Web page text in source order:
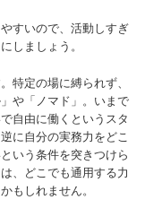
すいので、活動しすぎ
しましょう。
特定の場に縛られず、
や「ノマド」。いまで
自由に働くというスタ
に自分の実務力をどこ
いう条件を突きつけら
、どこでも通用する力
もしれません。